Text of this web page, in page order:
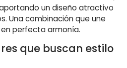
un diseño atractivo
Una combinación que une
perfecta armonía.
que buscan estilo